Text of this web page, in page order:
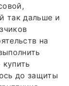
так дальше и
на
до защиты